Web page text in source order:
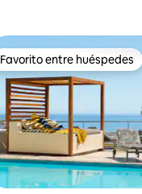
Favorito entre huéspedes
Favorito entre huéspedes